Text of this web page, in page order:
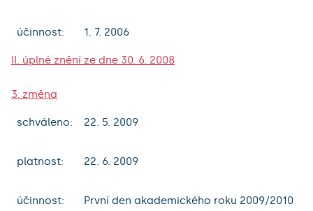
účinnost: 1. 7. 2006
II. úplné znění ze dne 30. 6. 2008
3. změna
schváleno: 22. 5. 2009
platnost: 22. 6. 2009
účinnost:
První den akademického roku 2009/2010